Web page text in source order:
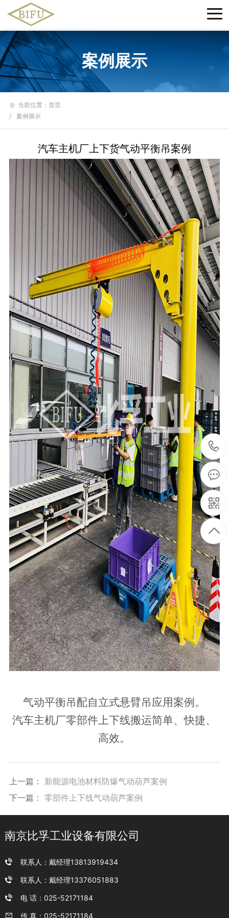
案例展示
当前位置： 首页
/
案例展示
汽车主机厂上下货气动平衡吊案例
气动平衡吊配自立式悬臂吊应用案例。
汽车主机厂零部件上下线搬运简单、快捷、
高效。
上一篇： 新能源电池材料防爆气动葫芦案例
下一篇： 零部件上下线气动葫芦案例
南京比孚工业设备有限公司
联系人：戴经理13813919434
联系人：戴经理13376051883
电 话：025-52171184
传 真：025-52171184